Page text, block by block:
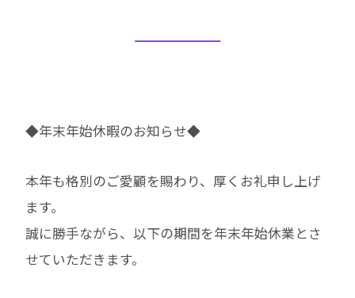
◆年末年始休暇のお知らせ◆
本年も格別のご愛顧を賜わり、厚くお礼申し上げ
ます。
誠に勝手ながら、以下の期間を年末年始休業とさ
せていただきます。